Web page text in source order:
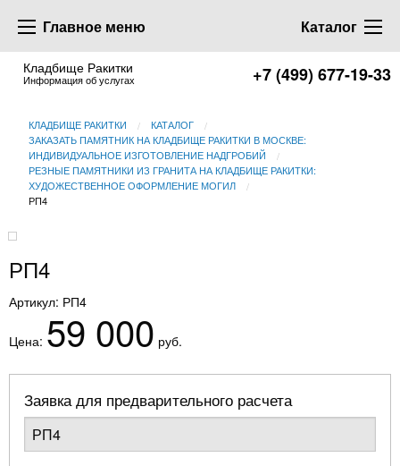
Главное меню Каталог
Кладбище Ракитки
Информация об услугах +7 (499) 677-19-33
КЛАДБИЩЕ РАКИТКИ
КАТАЛОГ
ЗАКАЗАТЬ ПАМЯТНИК НА КЛАДБИЩЕ РАКИТКИ В МОСКВЕ:
ИНДИВИДУАЛЬНОЕ ИЗГОТОВЛЕНИЕ НАДГРОБИЙ
РЕЗНЫЕ ПАМЯТНИКИ ИЗ ГРАНИТА НА КЛАДБИЩЕ РАКИТКИ:
ХУДОЖЕСТВЕННОЕ ОФОРМЛЕНИЕ МОГИЛ
РП4
РП4
Артикул: РП4
Цена: 59 000 руб.
Заявка для предварительного расчета